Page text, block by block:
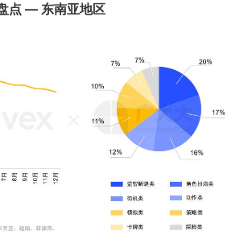
点 — 东南亚地区